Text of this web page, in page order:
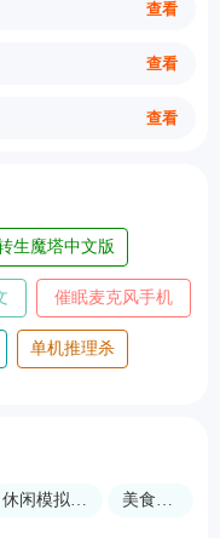
查看
查看
查看
手
我是创造者手
机版
王牌竞速vivo渠道
服
真实摩托锦标赛无敌
休闲模拟经营 美食烹饪